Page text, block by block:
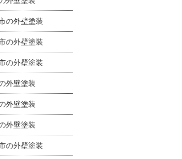
の外壁塗装
の外壁塗装
の外壁塗装
外壁塗装
外壁塗装
外壁塗装
の外壁塗装